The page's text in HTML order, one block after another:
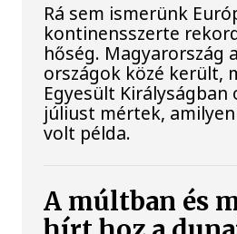
Rá sem ismerünk
kontinensszerte
hőség. Magyarország
országok közé került,
Egyesült Királyságban
júliust mértek,
volt példa.
A múltban és